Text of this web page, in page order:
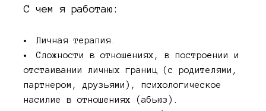
С чем я работаю:
Личная терапия.
Сложности в отношениях, в построении и
отстаивании личных границ (с родителями,
партнером, друзьями), психологическое
насилие в отношениях (абьюз).